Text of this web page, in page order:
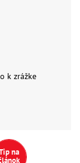
k zrážke
na